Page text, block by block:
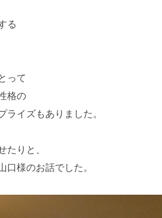
る
って
格の
ライズもありました。
たりと、
口様のお話でした。